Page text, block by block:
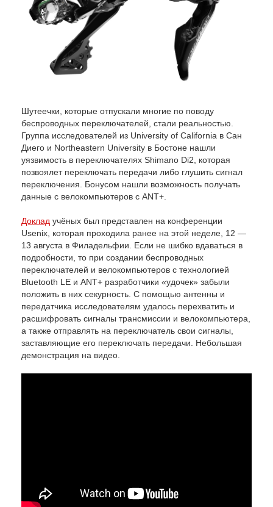
Шутеечки, которые отпускали многие по поводу
беспроводных переключателей, стали реальностью.
Группа исследователей из University of California в Сан
Диего и Northeastern University в Бостоне нашли
уязвимость в переключателях Shimano Di2, которая
позвоялет переключать передачи либо глушить сигнал
переключения. Бонусом нашли возможность получать
данные с велокомпьютеров с ANT+.
Доклад учёных был представлен на конференции
Usenix, которая проходила ранее на этой неделе, 12 —
13 августа в Филадельфии. Если не шибко вдаваться в
подробности, то при создании беспроводных
переключателей и велокомпьютеров с технологией
Bluetooth LE и ANT+ разработчики «удочек» забыли
положить в них секурность. С помощью антенны и
передатчика исследователям удалось перехватить и
расшифровать сигналы трансмиссии и велокомпьютера,
а также отправлять на переключатель свои сигналы,
заставляющие его переключать передачи. Небольшая
демонстрация на видео.